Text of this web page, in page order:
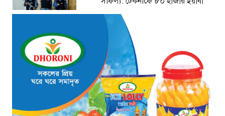
বাজেয়াপ্ত
১৭ ঘণ্টা আগে
মাধবপুরে কোটি টাকার ভারতীয়
পণ্যসহ দুই কাভার্ডভ্যান জব্দ
১৭ ঘণ্টা আগে
বিরোধী দল থেকে সরকার: পদের
লড়াইয়ে পিছিয়ে ত্যাগীরা
২০ ঘণ্টা আগে